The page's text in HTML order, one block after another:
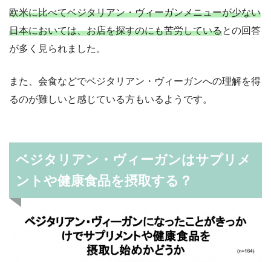
欧米に比べてベジタリアン・ヴィーガンメニューが少ない
日本においては、お店を探すのにも苦労しているとの回答
が多く見られました。
また、会食などでベジタリアン・ヴィーガンへの理解を得
るのが難しいと感じている方もいるようです。
ベジタリアン・ヴィーガンはサプリメ
ントや健康食品を摂取する？